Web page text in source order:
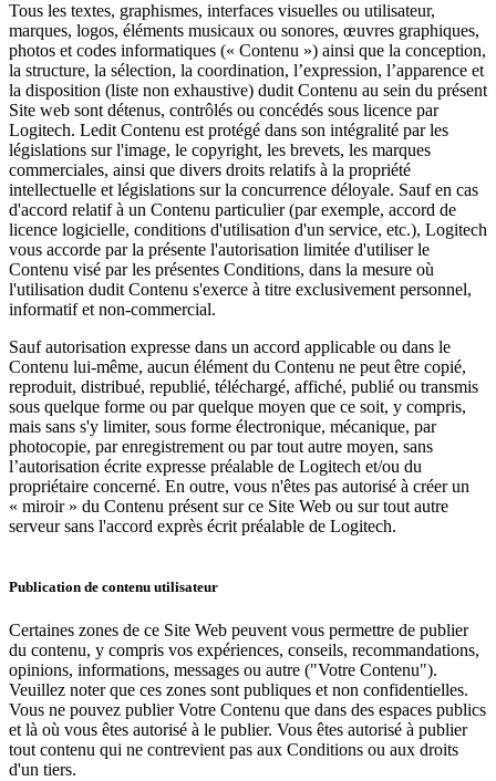
Tous les textes, graphismes, interfaces visuelles ou utilisateur,
marques, logos, éléments musicaux ou sonores, œuvres graphiques,
photos et codes informatiques (« Contenu ») ainsi que la conception,
la structure, la sélection, la coordination, l’expression, l’apparence et
la disposition (liste non exhaustive) dudit Contenu au sein du présent
Site web sont détenus, contrôlés ou concédés sous licence par
Logitech. Ledit Contenu est protégé dans son intégralité par les
législations sur l'image, le copyright, les brevets, les marques
commerciales, ainsi que divers droits relatifs à la propriété
intellectuelle et législations sur la concurrence déloyale. Sauf en cas
d'accord relatif à un Contenu particulier (par exemple, accord de
licence logicielle, conditions d'utilisation d'un service, etc.), Logitech
vous accorde par la présente l'autorisation limitée d'utiliser le
Contenu visé par les présentes Conditions, dans la mesure où
l'utilisation dudit Contenu s'exerce à titre exclusivement personnel,
informatif et non-commercial.
Sauf autorisation expresse dans un accord applicable ou dans le
Contenu lui-même, aucun élément du Contenu ne peut être copié,
reproduit, distribué, republié, téléchargé, affiché, publié ou transmis
sous quelque forme ou par quelque moyen que ce soit, y compris,
mais sans s'y limiter, sous forme électronique, mécanique, par
photocopie, par enregistrement ou par tout autre moyen, sans
l’autorisation écrite expresse préalable de Logitech et/ou du
propriétaire concerné. En outre, vous n'êtes pas autorisé à créer un
« miroir » du Contenu présent sur ce Site Web ou sur tout autre
serveur sans l'accord exprès écrit préalable de Logitech.
Publication de contenu utilisateur
Certaines zones de ce Site Web peuvent vous permettre de publier
du contenu, y compris vos expériences, conseils, recommandations,
opinions, informations, messages ou autre ("Votre Contenu").
Veuillez noter que ces zones sont publiques et non confidentielles.
Vous ne pouvez publier Votre Contenu que dans des espaces publics
et là où vous êtes autorisé à le publier. Vous êtes autorisé à publier
tout contenu qui ne contrevient pas aux Conditions ou aux droits
d'un tiers.